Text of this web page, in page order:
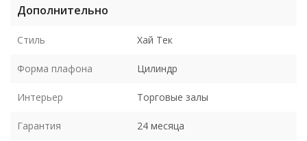
Дополнительно
Стиль Хай Тек
Форма плафона Цилиндр
Интерьер Торговые залы
Гарантия 24 месяца